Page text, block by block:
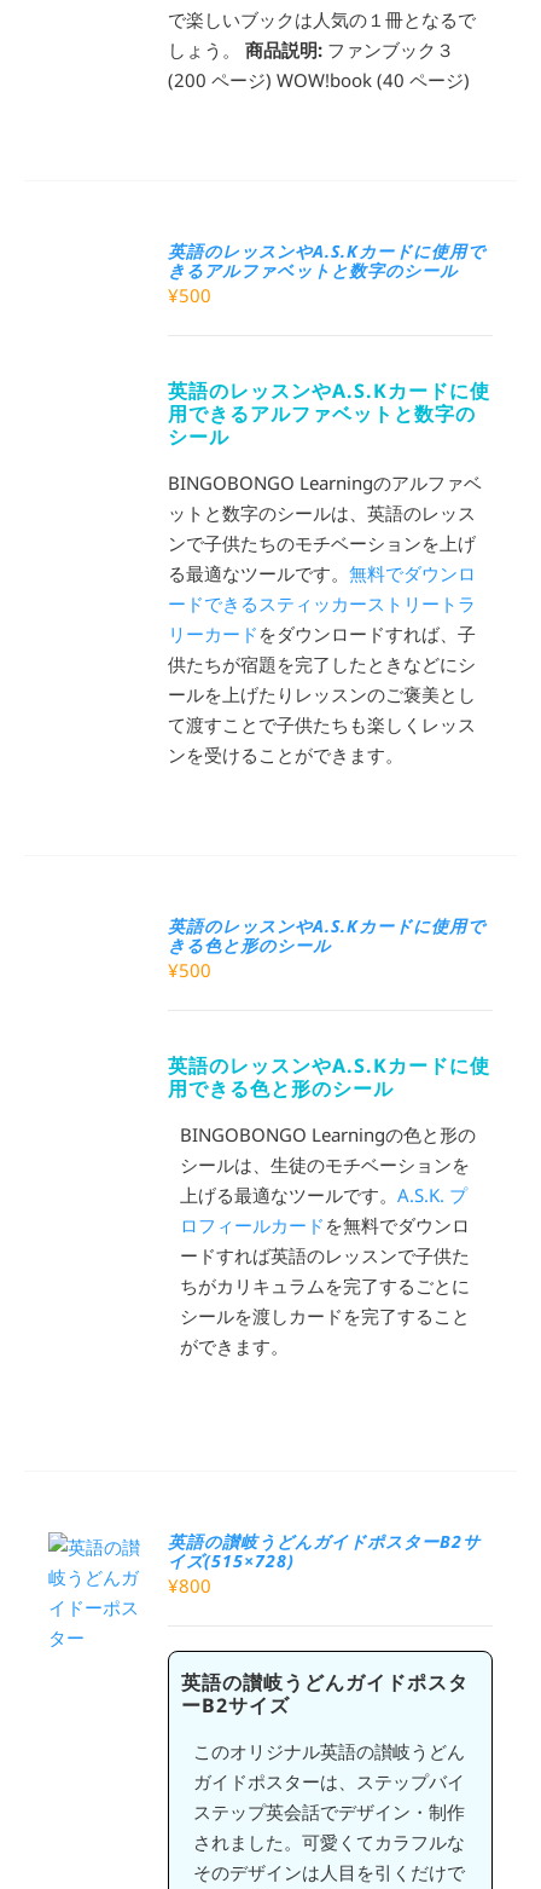
で楽しいブックは人気の１冊となるで
しょう。商品説明: ファンブック３
(200 ページ) WOW!book (40 ページ)
英語のレッスンやA.S.Kカードに使用で
きるアルファベットと数字のシール
¥500
英語のレッスンやA.S.Kカードに使
用できるアルファベットと数字の
シール
BINGOBONGO Learningのアルファベ
ットと数字のシールは、英語のレッス
ンで子供たちのモチベーションを上げ
る最適なツールです。無料でダウンロ
ードできるスティッカーストリートラ
リーカード をダウンロードすれば、子
供たちが宿題を完了したときなどにシ
ールを上げたりレッスンのご褒美とし
て渡すことで子供たちも楽しくレッス
ンを受けることができます。
英語のレッスンやA.S.Kカードに使用で
きる色と形のシール
¥500
英語のレッスンやA.S.Kカードに使
用できる色と形のシール
BINGOBONGO Learningの色と形の
シールは、生徒のモチベーションを
上げる最適なツールです。A.S.K. プ
ロフィールカード を無料でダウンロ
ードすれば英語のレッスンで子供た
ちがカリキュラムを完了するごとに
シールを渡しカードを完了すること
ができます。
英語の讃岐うどんガイドポスターB2サ
イズ(515×728)
¥800
英語の讃岐うどんガイドポスタ
ーB2サイズ
このオリジナル英語の讃岐うどん
ガイドポスターは、ステップバイ
ステップ英会話でデザイン・制作
されました。可愛くてカラフルな
そのデザインは人目を引くだけで